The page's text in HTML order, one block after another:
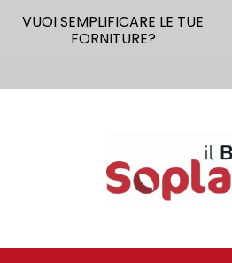
VUOI SEMPLIFICARE LE TUE
FORNITURE?